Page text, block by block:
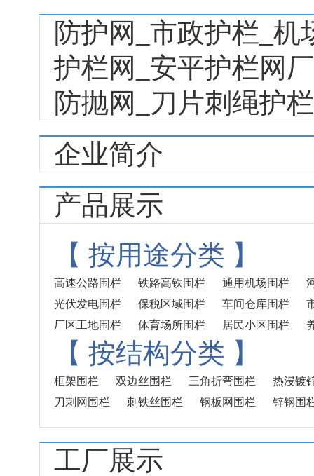
防护网_市政护栏_
护栏网_安平护栏网
防抛网_刀片刺绳护
企业简介
产品展示
【按用途分类 】
高速公路围栏 铁路高铁围栏 通用机场围栏
光伏发电围栏
保税区域围栏 车间仓库围栏
厂区工地围栏
体育场所围栏 居民小区围栏
【按结构分类 】
框架围栏 双边丝围栏 三角折弯围栏
热浸镀
刀刺网围栏
刺铁丝围栏 钢板网围栏 锌钢围
工厂展示